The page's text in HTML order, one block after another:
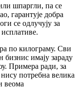
шпаргли, па се
гарантује добра
се одлучују за
исплативе.
по килограму. Сви
бизнис имају зараду
Примера ради, за
потребна велика
веома